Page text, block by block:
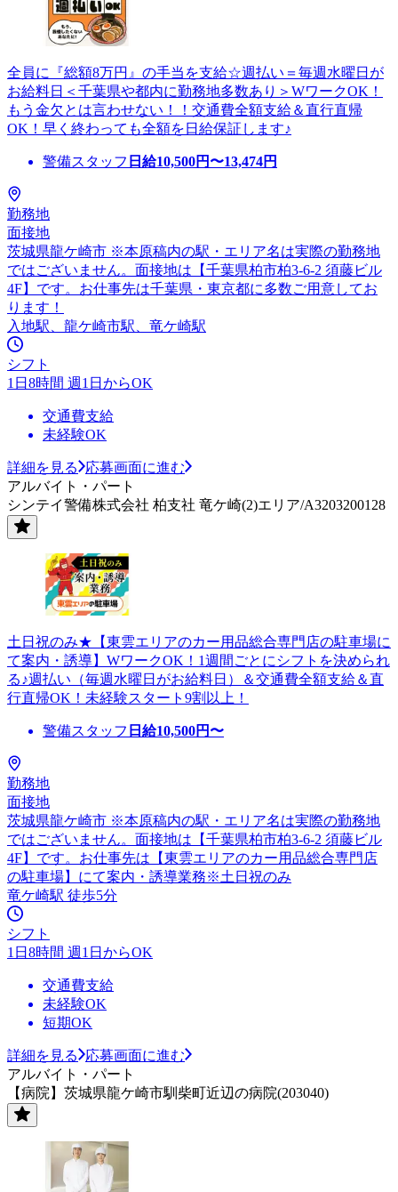
全員に『総額8万円』の手当を支給☆週払い＝毎週水曜日が
お給料日＜千葉県や都内に勤務地多数あり＞WワークOK！
もう金欠とは言わせない！！交通費全額支給＆直行直帰
OK！早く終わっても全額を日給保証します♪
警備スタッフ 日給10,500円〜13,474円
勤務地
面接地
茨城県龍ケ崎市 ※本原稿内の駅・エリア名は実際の勤務地
ではございません。面接地は【千葉県柏市柏3-6-2 須藤ビル
4F】です。お仕事先は千葉県・東京都に多数ご用意してお
ります！
入地駅、龍ケ崎市駅、竜ケ崎駅
シフト
1日8時間 週1日からOK
交通費支給
未経験OK
詳細を見る
応募画面に進む
アルバイト・パート
シンテイ警備株式会社 柏支社 竜ケ崎(2)エリア/A3203200128
土日祝のみ★【東雲エリアのカー用品総合専門店の駐車場に
て案内・誘導】WワークOK！1週間ごとにシフトを決められ
る♪週払い（毎週水曜日がお給料日）＆交通費全額支給＆直
行直帰OK！未経験スタート9割以上！
警備スタッフ 日給10,500円〜
勤務地
面接地
茨城県龍ケ崎市 ※本原稿内の駅・エリア名は実際の勤務地
ではございません。面接地は【千葉県柏市柏3-6-2 須藤ビル
4F】です。お仕事先は【東雲エリアのカー用品総合専門店
の駐車場】にて案内・誘導業務※土日祝のみ
竜ケ崎駅 徒歩5分
シフト
1日8時間 週1日からOK
交通費支給
未経験OK
短期OK
詳細を見る
応募画面に進む
アルバイト・パート
【病院】茨城県龍ケ崎市馴柴町近辺の病院(203040)